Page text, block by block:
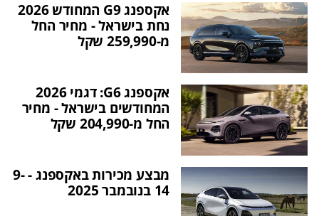
אקספנג G9 המחודש 2026
נחת בישראל - מחיר החל
מ-259,990 שקל
אקספנג G6: דגמי 2026
המחודשים בישראל - מחיר
החל מ-204,990 שקל
מבצע מכירות באקספנג - 9-
14 בנובמבר 2025